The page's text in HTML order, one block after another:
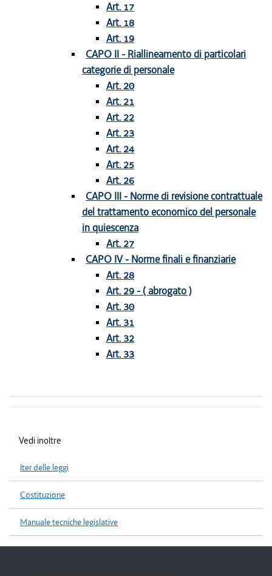
Art. 17
Art. 18
Art. 19
CAPO II - Riallineamento di particolari
categorie di personale
Art. 20
Art. 21
Art. 22
Art. 23
Art. 24
Art. 25
Art. 26
CAPO III - Norme di revisione contrattuale
del trattamento economico del personale
in quiescenza
Art. 27
CAPO IV - Norme finali e finanziarie
Art. 28
Art. 29 - ( abrogato )
Art. 30
Art. 31
Art. 32
Art. 33
Vedi inoltre
Iter delle leggi
Costituzione
Manuale tecniche legislative